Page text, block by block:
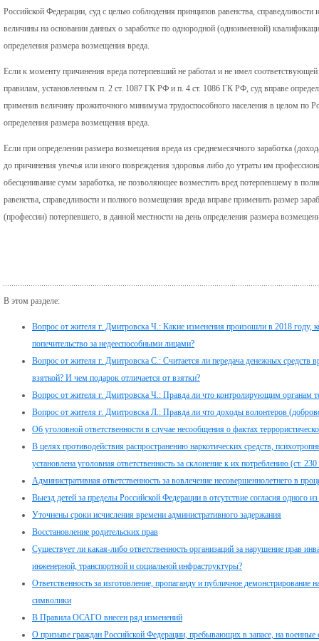
Российской Федерации, суд с целью соблюдения принципов равенства, справедливости
величины на основании данных о заработке по однородной (одноименной)
определения размера возмещения вреда.
Если к моменту причинения вреда потерпевший не работал и не имел
правилам, установленным п. 2 ст. 1087 ГК РФ и п. 4 ст. 1086 ГК РФ, суд вправе
применив величину прожиточного минимума трудоспособного населения в целом по
определения размера возмещения вреда.
Если при определении размера возмещения вреда из среднемесячного заработка
до причинения увечья или иного повреждения здоровья либо до утраты им
обесценивание сумм заработка, не позволяющее возместить вред потерпевшему в
равенства, справедливости и полного возмещения вреда вправе применить размер
(профессии) потерпевшего, в данной местности на день определения размера
В этом разделе:
Вопрос от жителя г. Дмитровска Ч.: Какие изменения произошли в 2018 году,
попечительство за недееспособными лицами?
Вопрос от жителя г. Дмитровска С.: Считается ли передача денежных средств
взяткой? И чем подарок отличается от взятки?
Вопрос от жителя г. Дмитровска Ч.: Правда ли что контролирующим органам
Вопрос от жителя г. Дмитровска Л.: Правда ли что доходы волонтеров
Об уголовной ответственности в случае несообщения о фактах
В целях противодействия распространению наркотических средств,
установлена уголовная ответственность за склонение к их потреблению (ст.
Административная ответственность за вовлечение несовершеннолетнего в
Выезд детей за пределы Российской Федерации в отсутствие согласия одного
Уточнены сроки исчисления времени административного задержания
Восстановление родительских прав
Существует ли какая-либо ответственность организаций за нарушение прав
инженерной, транспортной и социальной инфраструктуры?
Ответственность за изготовление, пропаганду и публичное демонстрирование
символики
В Правила ОСАГО внесен ряд изменений
О призыве граждан Российской Федерации, пребывающих в запасе, на военные